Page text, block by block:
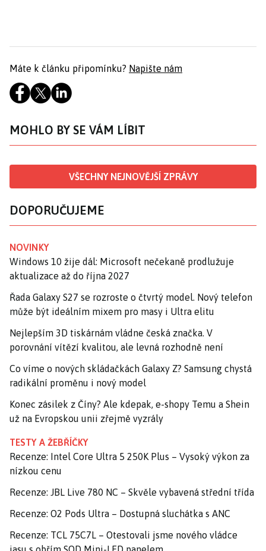
Máte k článku připomínku? Napište nám
MOHLO BY SE VÁM LÍBIT
VŠECHNY NEJNOVĚJŠÍ ZPRÁVY
DOPORUČUJEME
NOVINKY
Windows 10 žije dál: Microsoft nečekaně prodlužuje
aktualizace až do října 2027
Řada Galaxy S27 se rozroste o čtvrtý model. Nový telefon
může být ideálním mixem pro masy i Ultra elitu
Nejlepším 3D tiskárnám vládne česká značka. V
porovnání vítězí kvalitou, ale levná rozhodně není
Co víme o nových skládačkách Galaxy Z? Samsung chystá
radikální proměnu i nový model
Konec zásilek z Číny? Ale kdepak, e-shopy Temu a Shein
už na Evropskou unii zřejmě vyzrály
TESTY A ŽEBŘÍČKY
Recenze: Intel Core Ultra 5 250K Plus – Vysoký výkon za
nízkou cenu
Recenze: JBL Live 780 NC – Skvěle vybavená střední třída
Recenze: O2 Pods Ultra – Dostupná sluchátka s ANC
Recenze: TCL 75C7L – Otestovali jsme nového vládce